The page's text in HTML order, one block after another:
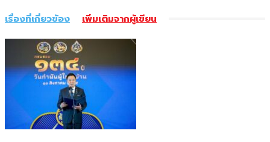
เรื่องที่เกี่ยวข้อง เพิ่มเติมจากผู้เขียน